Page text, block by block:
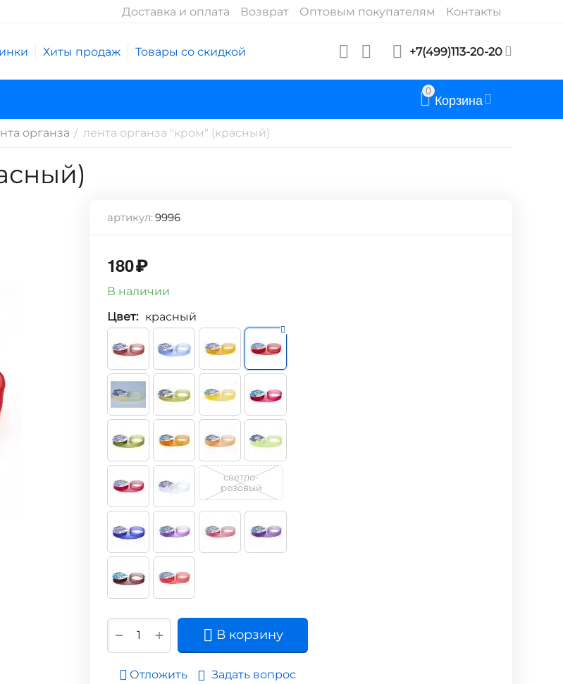
Доставка и оплата Возврат Оптовым покупателям Контакты
Хиты продаж Товары со скидкой +7(499)113-20-20
0 Корзина
органза / лента органза "кром" (красный)
артикул:9996
180₽
В наличии
Цвет: красный
светло-
розовый
+
− В корзину
Отложить Задать вопрос